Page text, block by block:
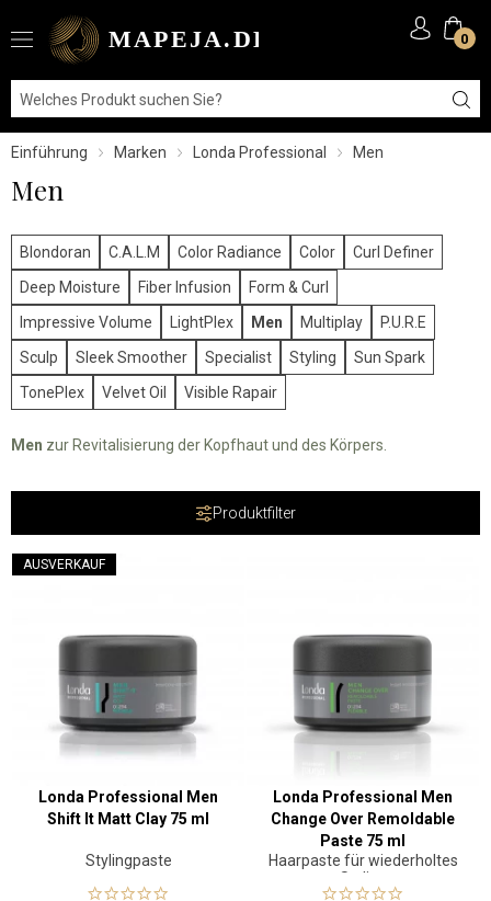
0
Einführung Marken Londa Professional Men
Men
Blondoran C.A.L.M Color Radiance Color
Curl Definer
Deep Moisture
Fiber Infusion
Form & Curl
Impressive Volume
LightPlex Men Multiplay
P.U.R.E
Sculp
Sleek Smoother Specialist Styling
Sun Spark
TonePlex
Velvet Oil Visible Rapair
Men zur Revitalisierung der Kopfhaut und des Körpers.
Produktfilter
AUSVERKAUF
Londa Professional Men
Shift It Matt Clay 75 ml
Stylingpaste
Londa Professional Men
Change Over Remoldable
Paste 75 ml
Haarpaste für wiederholtes
Styling